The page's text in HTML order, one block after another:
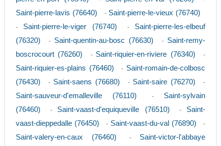
Saint-pierre-lavis (76640) - Saint-pierre-le-vieux (76740)
- Saint-pierre-le-viger (76740) - Saint-pierre-les-elbeuf
(76320)
- Saint-quentin-au-bosc (76630) - Saint-remy-
boscrocourt (76260)
- Saint-riquier-en-riviere (76340) -
Saint-riquier-es-plains (76460) - Saint-romain-de-colbosc
(76430)
- Saint-saens (76680) - Saint-saire (76270) -
Saint-sauveur-d'emalleville (76110) - Saint-sylvain
(76460)
- Saint-vaast-d'equiqueville (76510) - Saint-
vaast-dieppedalle (76450)
- Saint-vaast-du-val (76890) -
Saint-valery-en-caux (76460) - Saint-victor-l'abbaye